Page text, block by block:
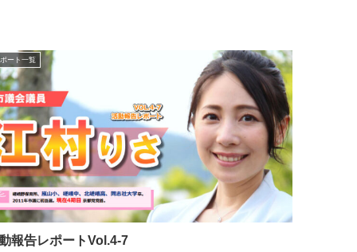
ート一覧
報告レポートVol.4-7